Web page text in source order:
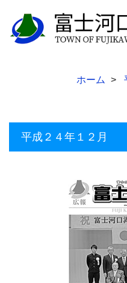
ホーム
平成２４年１２月